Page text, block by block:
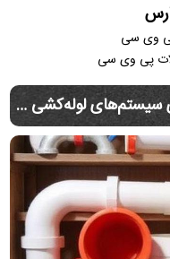
پی وی سی
پی وی سی
اتصالات PVC؛ انتخابی مطمئن برای سیستم‌های لوله‌کشی مدرن